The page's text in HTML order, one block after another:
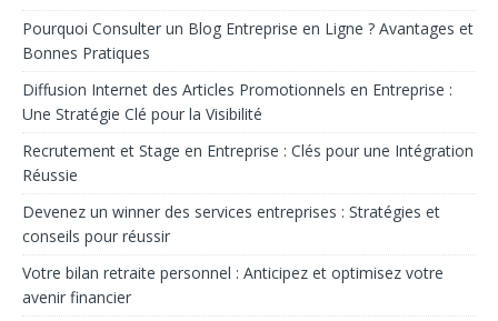
Pourquoi Consulter un Blog Entreprise en Ligne ? Avantages et
Bonnes Pratiques
Diffusion Internet des Articles Promotionnels en Entreprise :
Une Stratégie Clé pour la Visibilité
Recrutement et Stage en Entreprise : Clés pour une Intégration
Réussie
Devenez un winner des services entreprises : Stratégies et
conseils pour réussir
Votre bilan retraite personnel : Anticipez et optimisez votre
avenir financier